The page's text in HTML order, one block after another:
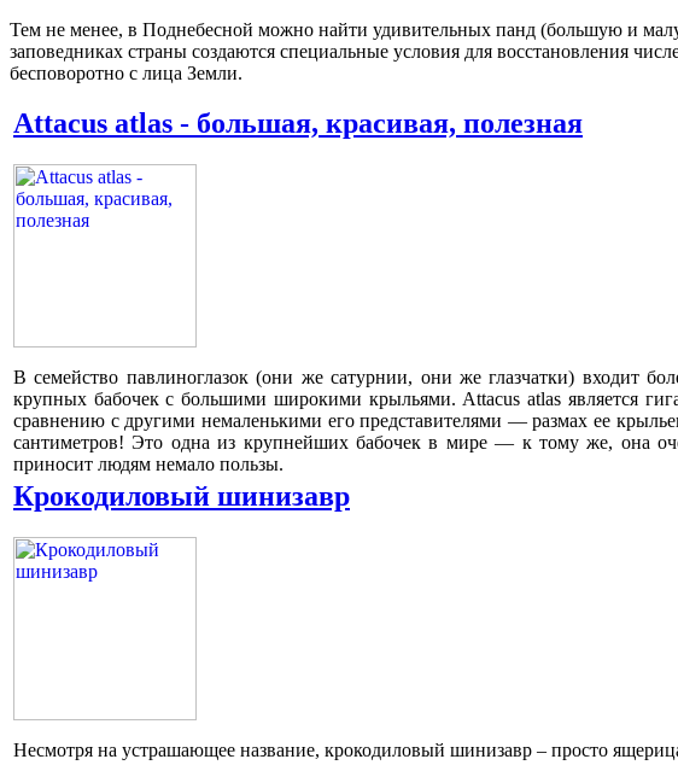
Тем не менее, в Поднебесной можно найти удивительных панд (большую и
заповедниках страны создаются специальные условия для восстановления
бесповоротно с лица Земли.
Attacus atlas - большая, красивая, полезная
В семейство павлиноглазок (они же сатурнии, они же глазчатки) входит
крупных бабочек с большими широкими крыльями. Attacus atlas является
сравнению с другими немаленькими его представителями — размах ее
сантиметров! Это одна из крупнейших бабочек в мире — к тому же, она
приносит людям немало пользы.
Крокодиловый шинизавр
Несмотря на устрашающее название, крокодиловый шинизавр – просто